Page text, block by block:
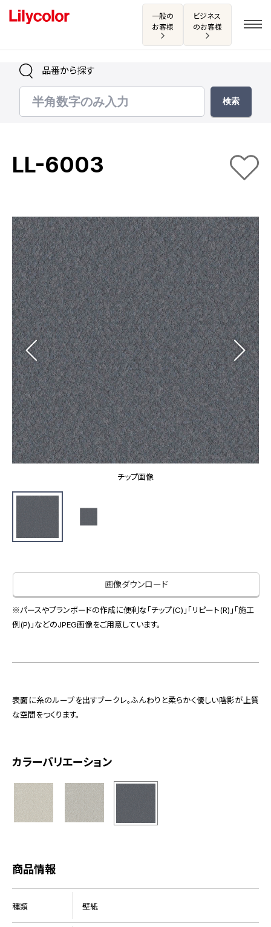
一般の
お客様
ビジネス
のお客様
ログイン・新規会員登録
お気に入り
商品を探す
商品を探す トップ
壁紙
カーテン
床材
ブランド・コレクション
Lilycolor Coordinate 着せ替えシミュレーション
カタログ一覧
カタログ一覧 トップ
壁紙
カーテン
床材
サステナブル商品
ノンワックス床タイル
壁紙機能性ガイド
施工事例
施工事例 トップ
医療・福祉施設
ホテル・オフィス・店舗
モデルハウス
新築戸建・マンション
#リリカラのある暮らし
リリカラノート
ショールーム
ショールーム トップ
東京ショールーム
大阪ショールーム
お客様サポート
お客様サポート トップ
画像ダウンロード
お役立ち資料
サンプル・カタログ請求／お問い合わせ（ビジネスのお客様）
スペースソリューション事業
オフィスソリューション事業
会社情報
品番から探す
LL-6003
チップ画像
画像ダウンロード
※パースやプランボードの作成に便利な「チップ(C)」「リピート(R)」「施工
例(P)」などのJPEG画像をご用意しています。
表面に糸のループを出すブークレ。ふんわりと柔らかく優しい陰影が上質
な空間をつくります。
カラーバリエーション
商品情報
種類 壁紙